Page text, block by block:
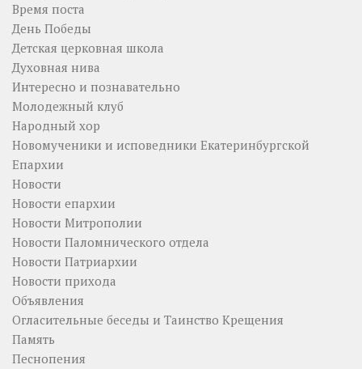
Время поста
День Победы
Детская церковная школа
Духовная нива
Интересно и познавательно
Молодежный клуб
Народный хор
Новомученики и исповедники Екатеринбургской
Епархии
Новости
Новости епархии
Новости Митрополии
Новости Паломнического отдела
Новости Патриархии
Новости прихода
Объявления
Огласительные беседы и Таинство Крещения
Память
Песнопения